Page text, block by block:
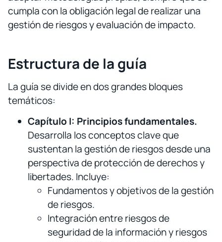
cumpla con la obligación legal de realizar una
gestión de riesgos y evaluación de impacto.
Estructura de la guía
La guía se divide en dos grandes bloques
temáticos:
Capítulo I: Principios fundamentales.
Desarrolla los conceptos clave que
sustentan la gestión de riesgos desde una
perspectiva de protección de derechos y
libertades. Incluye:
Fundamentos y objetivos de la gestión
de riesgos.
Integración entre riesgos de
seguridad de la información y riesgos